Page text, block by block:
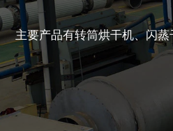
主要产品有转筒烘干机、闪